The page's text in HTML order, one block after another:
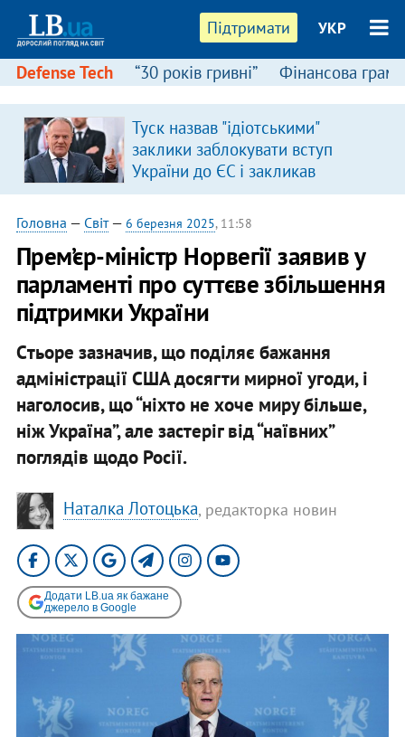
Підтримати УКР
Defense Tech “30 років гривні” Фінансова
Туск назвав "ідіотськими"
заклики заблокувати вступ
України до ЄС і закликав
припинити антиукраїнську
риторику
Головна — Світ— 6 березня 2025, 11:58
Прем’єр-міністр Норвегії заявив у
парламенті про суттєве збільшення
підтримки України
Cтьоре зазначив, що поділяє бажання
адміністрації США досягти мирної угоди, і
наголосив, що “ніхто не хоче миру більше,
ніж Україна”, але застеріг від “наївних”
поглядів щодо Росії.
Наталка Лотоцька, редакторка новин
Додати LB.ua як бажане
джерело в Google